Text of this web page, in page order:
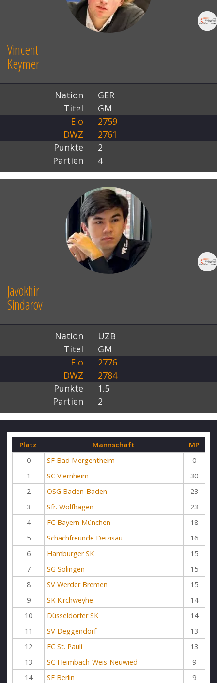
Vincent
Keymer
Nation
GER
Titel
GM
Elo
2759
DWZ
2761
Punkte
2
Partien
4
Javokhir
Sindarov
Nation
UZB
Titel
GM
Elo
2776
DWZ
2784
Punkte
1.5
Partien
2
Platz Mannschaft
MP
0
SF Bad Mergentheim
0
1
SC Viernheim
30
2
OSG Baden-Baden
23
3
Sfr. Wolfhagen
23
4
FC Bayern München
18
5
Schachfreunde Deizisau
16
6
Hamburger SK
15
7
SG Solingen
15
8
SV Werder Bremen
15
9
SK Kirchweyhe
14
10
Düsseldorfer SK
14
11
SV Deggendorf
13
12
FC St. Pauli
13
13
SC Heimbach-Weis-Neuwied
9
14
SF Berlin
9